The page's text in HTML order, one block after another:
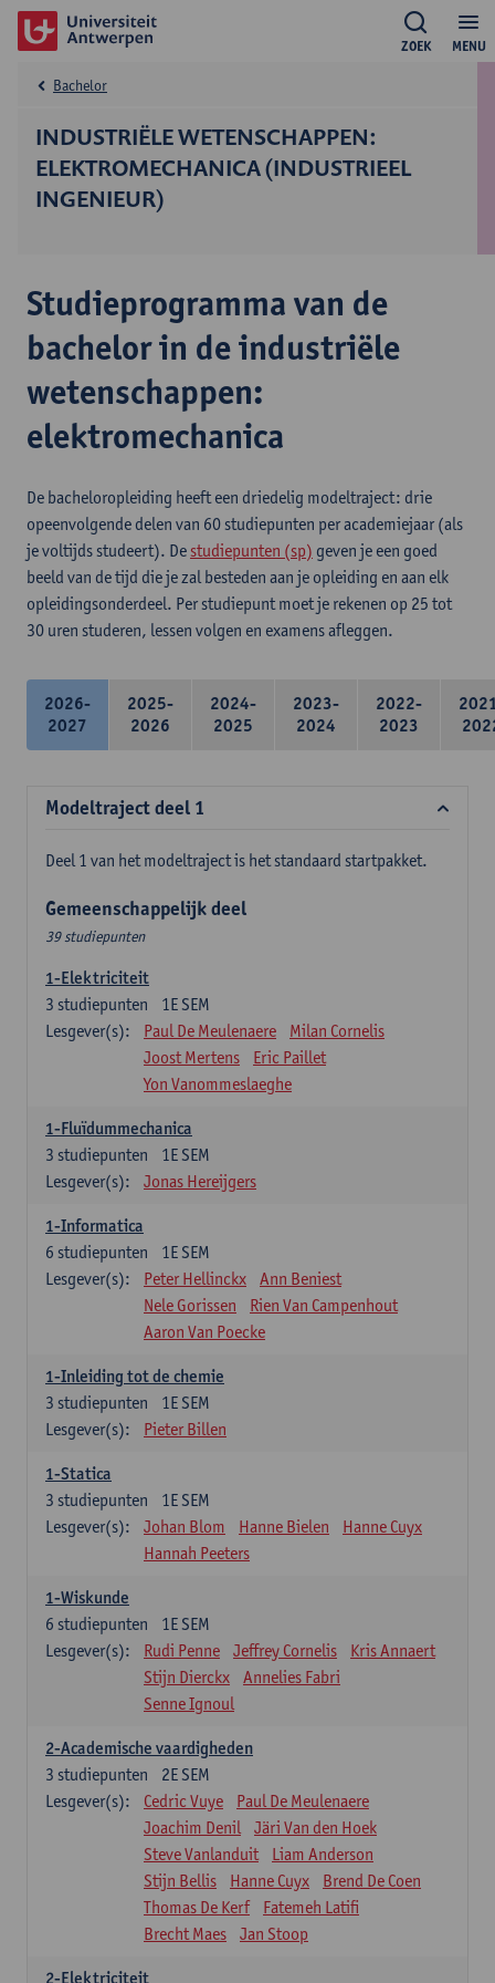
MENU
ZOEK
INDUSTRIËLE WETENSCHAPPEN:
ELEKTROMECHANICA (INDUSTRIEEL
INGENIEUR)
Bachelor
Studieprogramma van de
bachelor in de industriële
wetenschappen:
elektromechanica
De bacheloropleiding heeft een driedelig modeltraject: drie
opeenvolgende delen van 60 studiepunten per academiejaar (als
je voltijds studeert). De studiepunten (sp) geven je een goed
beeld van de tijd die je zal besteden aan je opleiding en aan elk
opleidingsonderdeel. Per studiepunt moet je rekenen op 25 tot
30 uren studeren, lessen volgen en examens afleggen.
2026-
2027
2025-
2026
2024-
2025
2023-
2024
2022-
2023
Modeltraject deel 1
Deel 1 van het modeltraject is het standaard startpakket.
Gemeenschappelijk deel
39 studiepunten
1-Elektriciteit
1E SEM
3 studiepunten
Lesgever(s):
Paul De Meulenaere
Milan Cornelis
Joost Mertens
Eric Paillet
Yon Vanommeslaeghe
1-Fluïdummechanica
1E SEM
3 studiepunten
Lesgever(s):
Jonas Hereijgers
1-Informatica
1E SEM
6 studiepunten
Lesgever(s):
Peter Hellinckx
Ann Beniest
Nele Gorissen
Rien Van Campenhout
Aaron Van Poecke
1-Inleiding tot de chemie
1E SEM
3 studiepunten
Lesgever(s):
Pieter Billen
1-Statica
1E SEM
3 studiepunten
Lesgever(s):
Johan Blom Hanne Bielen
Hanne Cuyx
Hannah Peeters
1-Wiskunde
1E SEM
6 studiepunten
Lesgever(s):
Rudi Penne Jeffrey Cornelis
Kris Annaert
Stijn Dierckx
Annelies Fabri
Senne Ignoul
2-Academische vaardigheden
2E SEM
3 studiepunten
Lesgever(s):
Cedric Vuye
Paul De Meulenaere
Joachim Denil
Järi Van den Hoek
Steve Vanlanduit
Liam Anderson
Stijn Bellis
Hanne Cuyx
Brend De Coen
Thomas De Kerf
Fatemeh Latifi
Brecht Maes
Jan Stoop
2-Elektriciteit